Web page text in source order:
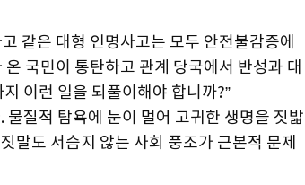
같은 대형 인명사고는 모두 안전불감증에
국민이 통탄하고 관계 당국에서 반성과 대
이런 일을 되풀이해야 합니까?”
질적 탐욕에 눈이 멀어 고귀한 생명을 짓밟
말도 서슴지 않는 사회 풍조가 근본적 문제